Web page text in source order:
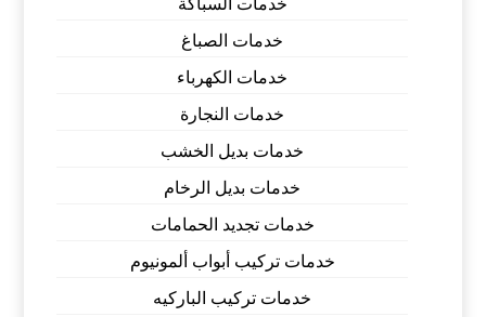
خدمات السباكة
خدمات الصباغ
خدمات الكهرباء
خدمات النجارة
خدمات بديل الخشب
خدمات بديل الرخام
خدمات تجديد الحمامات
خدمات تركيب أبواب ألمونيوم
خدمات تركيب الباركيه